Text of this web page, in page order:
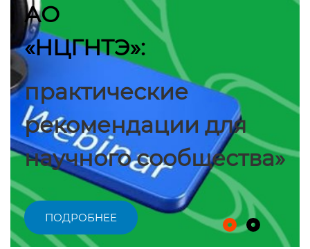
АО
«НЦГНТЭ»:
практические
рекомендации для
научного сообщества»
ПОДРОБНЕЕ